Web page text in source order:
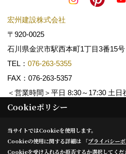
宏州建設株式会社
〒920-0025
石川県金沢市駅西本町1丁目3番15
TEL： 076-263-5355
FAX：076-263-5357
＜営業時間＞平日 8:30～17:30 土
Copyright (c) KOSHUKENSETSU. All
Produced byゴデスクリエイト
Cookieポリシー
当サイトではCookieを使用します。
Cookieの使用に関する詳細は 「プライバシー
Cookieを受け入れるか拒否するか選択してくだ